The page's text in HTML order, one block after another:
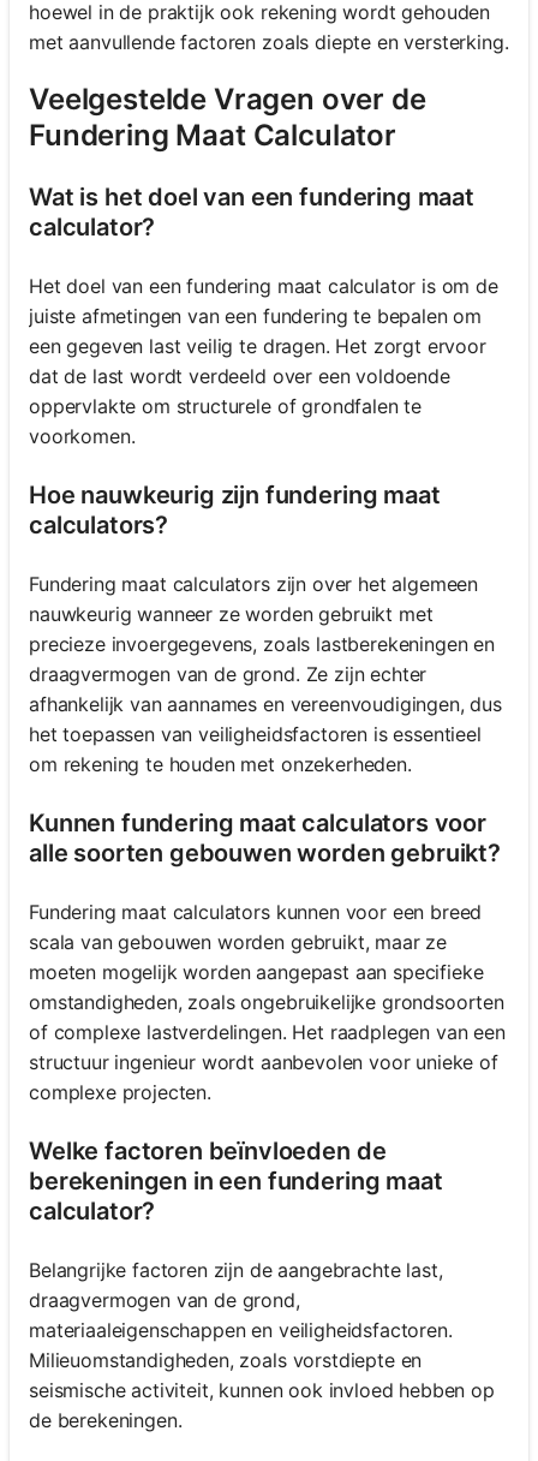
hoewel in de praktijk ook rekening wordt gehouden
met aanvullende factoren zoals diepte en versterking.
Veelgestelde Vragen over de
Fundering Maat Calculator
Wat is het doel van een fundering maat
calculator?
Het doel van een fundering maat calculator is om de
juiste afmetingen van een fundering te bepalen om
een gegeven last veilig te dragen. Het zorgt ervoor
dat de last wordt verdeeld over een voldoende
oppervlakte om structurele of grondfalen te
voorkomen.
Hoe nauwkeurig zijn fundering maat
calculators?
Fundering maat calculators zijn over het algemeen
nauwkeurig wanneer ze worden gebruikt met
precieze invoergegevens, zoals lastberekeningen en
draagvermogen van de grond. Ze zijn echter
afhankelijk van aannames en vereenvoudigingen, dus
het toepassen van veiligheidsfactoren is essentieel
om rekening te houden met onzekerheden.
Kunnen fundering maat calculators voor
alle soorten gebouwen worden gebruikt?
Fundering maat calculators kunnen voor een breed
scala van gebouwen worden gebruikt, maar ze
moeten mogelijk worden aangepast aan specifieke
omstandigheden, zoals ongebruikelijke grondsoorten
of complexe lastverdelingen. Het raadplegen van een
structuur ingenieur wordt aanbevolen voor unieke of
complexe projecten.
Welke factoren beïnvloeden de
berekeningen in een fundering maat
calculator?
Belangrijke factoren zijn de aangebrachte last,
draagvermogen van de grond,
materiaaleigenschappen en veiligheidsfactoren.
Milieuomstandigheden, zoals vorstdiepte en
seismische activiteit, kunnen ook invloed hebben op
de berekeningen.